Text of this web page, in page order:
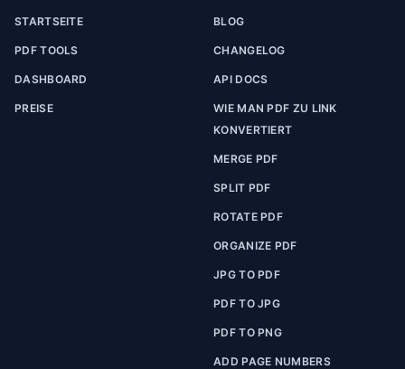
STARTSEITE
PDF TOOLS
DASHBOARD
PREISE
BLOG
CHANGELOG
API DOCS
WIE MAN PDF ZU LINK
KONVERTIERT
MERGE PDF
SPLIT PDF
ROTATE PDF
ORGANIZE PDF
JPG TO PDF
PDF TO JPG
PDF TO PNG
ADD PAGE NUMBERS